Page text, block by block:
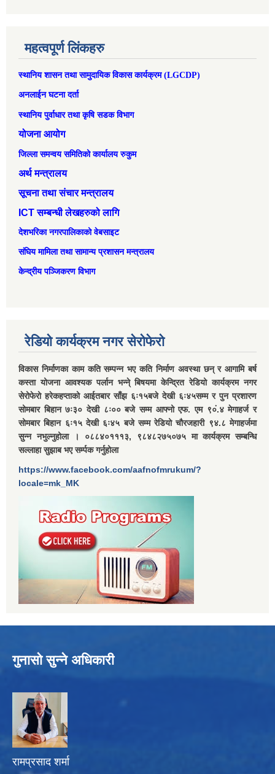
महत्वपूर्ण लिंकहरु
स्थानिय शासन तथा सामुदायिक विकास कार्यक्रम (LGCDP)
अनलाईन घटना दर्ता
स्थानिय पुर्वाधार तथा कृषि सडक विभाग
योजना आयोग
जिल्ला समन्वय समितिको कार्यालय रुकुम
अर्थ मन्त्रालय
सूचना तथा संचार मन्त्रालय
ICT सम्बन्धी लेखहरुको लागि
देशभरिका नगरपालिकाको वेबसाइट
संघिय मामिला तथा सामान्‍य प्रशासन मन्त्रालय
केन्द्रीय पञ्जिकरण विभाग
रेडियो कार्यक्रम नगर सेरोफेरो
विकास निर्माणका काम कति सम्पन्न भए कति निर्माण अवस्था छन् र आगामि बर्ष
कस्ता योजना आवश्यक पर्लान भन्ने् बिषयमा केन्द्रित रेडियो कार्यक्रम नगर
सेरोफेरो हरेकहप्ताको आईतबार साँझ ६ः१५बजे देखी ६ः४५सम्म र पुन प्रशारण
सोमबार बिहान ७ः३० देखी ८ः०० बजे सम्म आफ्नो एफ. एम ९०ं.४ मेगाहर्ज र
सोमबार बिहान ६ः१५ देखी ६ः४५ बजे सम्म रेडियो चौरजहारी ९४.८ मेगाहर्जमा
सुन्न नभुल्नुहोला । ०८८४०१११३, ९८४८२७५०७५ मा कार्यक्रम सम्बन्धि
सल्लाहा सुझाब भए सर्म्पक गर्नुहोला
https://www.facebook.com/aafnofmrukum/?
locale=mk_MK
गुनासो सुन्ने अधिकारी
रामप्रसाद शर्मा